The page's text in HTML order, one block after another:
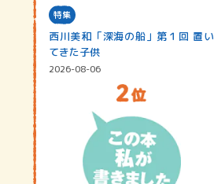
特集
西川美和「深海の船」第１回 置い
てきた子供
2026-08-06